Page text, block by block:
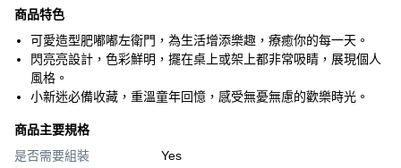
商品特色
可愛造型肥嘟嘟左衛門，為生活增添樂趣，療癒你的每一天。
閃亮亮設計，色彩鮮明，擺在桌上或架上都非常吸睛，展現個人
風格。
小新迷必備收藏，重溫童年回憶，感受無憂無慮的歡樂時光。
商品主要規格
是否需要組裝
Yes